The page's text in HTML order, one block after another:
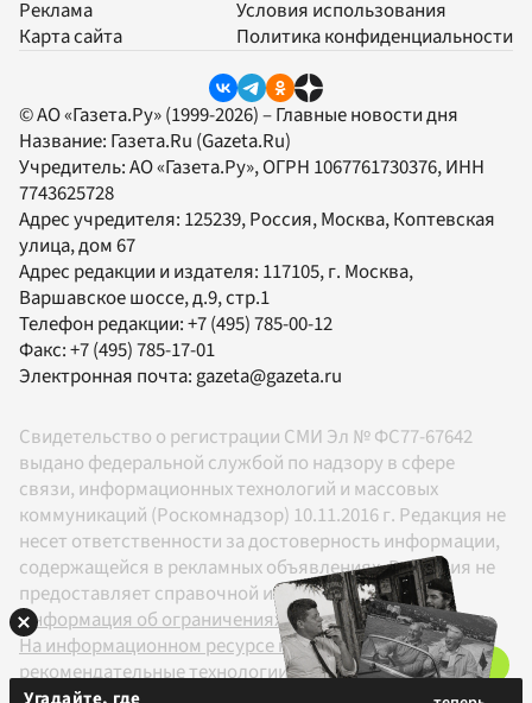
Реклама
Карта сайта
Условия использования
Политика конфиденциальности
© АО «Газета.Ру» (1999-2026) – Главные новости дня
Название: Газета.Ru (Gazeta.Ru)
Учредитель:АО «Газета.Ру», ОГРН 1067761730376, ИНН
7743625728
Адрес учредителя: 125239, Россия, Москва, Коптевская
улица, дом 67
Адрес редакции и издателя: 117105, г. Москва,
Варшавское шоссе, д.9, стр.1
Телефон редакции:+7 (495) 785-00-12
Факс:+7 (495) 785-17-01
Электронная почта:gazeta@gazeta.ru
Свидетельство о регистрации СМИ Эл № ФС77-67642
выдано федеральной службой по надзору в сфере
связи, информационных технологий и массовых
коммуникаций (Роскомнадзор) 10.11.2016 г. Редакция не
несет ответственности за достоверность информации,
содержащейся в рекламных объявлениях. Редакция не
предоставляет справочной информации.
Информация об ограничениях
На информационном ресурсе применяются
рекомендательные технологии в соответствии с